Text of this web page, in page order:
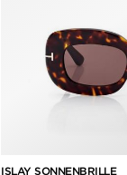
ISLAY SONNENBRILLE